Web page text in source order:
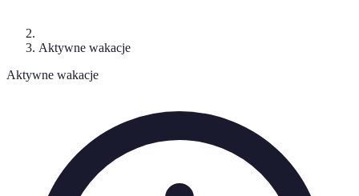
Aktywne wakacje
Aktywne wakacje